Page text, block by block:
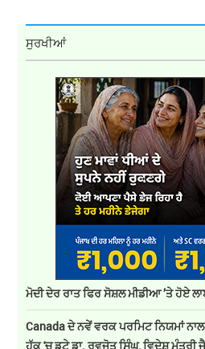
ਸੁਰਖੀਆਂ
ਮੋਦੀ ਦੇਰ ਰਾਤ ਫਿਰ ਸੋਸ਼ਲ ਮੀਡੀਆ ’ਤੇ ਹੋਏ
Canada ਦੇ ਨਵੇਂ ਵਰਕ ਪਰਮਿਟ ਨਿਯਮਾਂ
ਹੱਕ 'ਚ ਡਟੇ ਡਾ. ਰਵਜੋਤ ਸਿੰਘ, ਵਿਦੇਸ਼ ਮੰਤਰੀ